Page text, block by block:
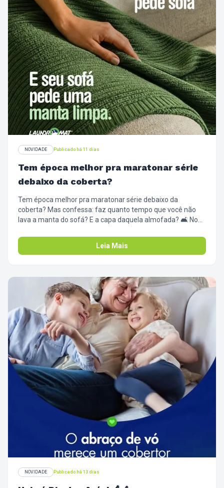
NOVIDADE Publicado há 11 dias
Tem época melhor pra maratonar série
debaixo da coberta?
Tem época melhor pra maratonar série debaixo da
coberta? Mas confessa: faz quanto tempo que você não
lava a manta do sofá? E a capa daquela almofada? 🛋️ No
tecidos acumulam poeira, ácaros e migalhas (ninguém
julga a pipoca). Traz as mantas e capas pra cá de uma vez.
Leia Mais
NOVIDADE Publicado há 13 dias